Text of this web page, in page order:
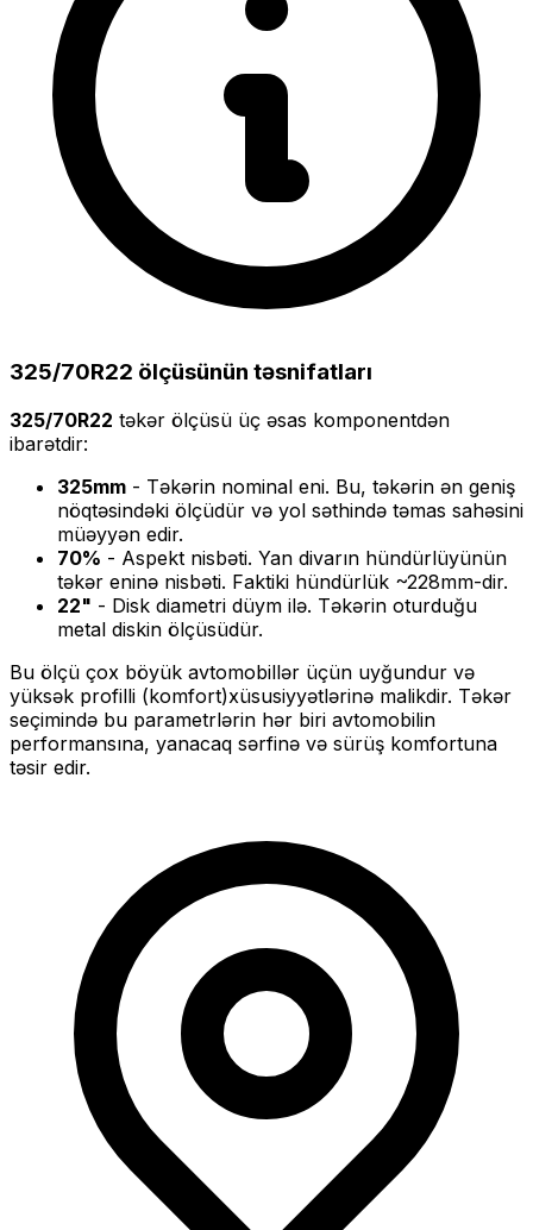
325/70R22 ölçüsünün təsnifatları
325/70R22 təkər ölçüsü üç əsas komponentdən
ibarətdir:
325mm - Təkərin nominal eni. Bu, təkərin ən geniş
nöqtəsindəki ölçüdür və yol səthində təmas sahəsini
müəyyən edir.
70% - Aspekt nisbəti. Yan divarın hündürlüyünün
təkər eninə nisbəti. Faktiki hündürlük ~228mm-dir.
22" - Disk diametri düym ilə. Təkərin oturduğu
metal diskin ölçüsüdür.
Bu ölçü çox böyük avtomobillər üçün uyğundur və
yüksək profilli (komfort)xüsusiyyətlərinə malikdir. Təkər
seçimində bu parametrlərin hər biri avtomobilin
performansına, yanacaq sərfinə və sürüş komfortuna
təsir edir.